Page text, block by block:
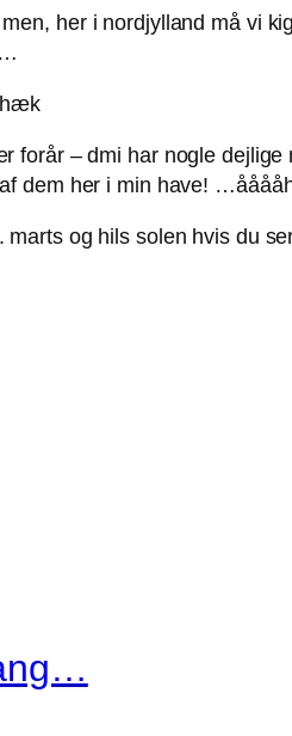
her i nordjylland må vi
forår – dmi har nogle
dem her i min have!
og hils solen hvis du